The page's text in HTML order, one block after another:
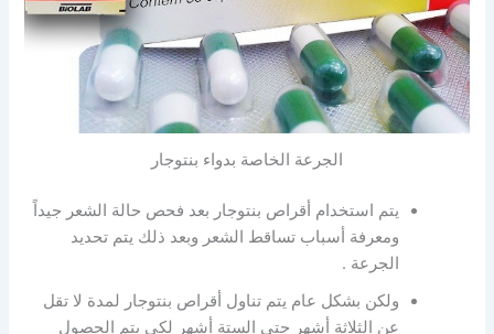
الجرعة الخاصة بدواء بنتوجار
يتم استخدام أقراص بنتوجار بعد فحص حالة الشعر جيداً
ومعرفة أسباب تساقط الشعر وبعد ذلك يتم تحديد
الجرعة .
ولكن بشكل عام يتم تناول أقراص بنتوجار لمدة لا تقل
عن الثلاثة أشهر حتى الستة أشهر لكي يتم الحصول